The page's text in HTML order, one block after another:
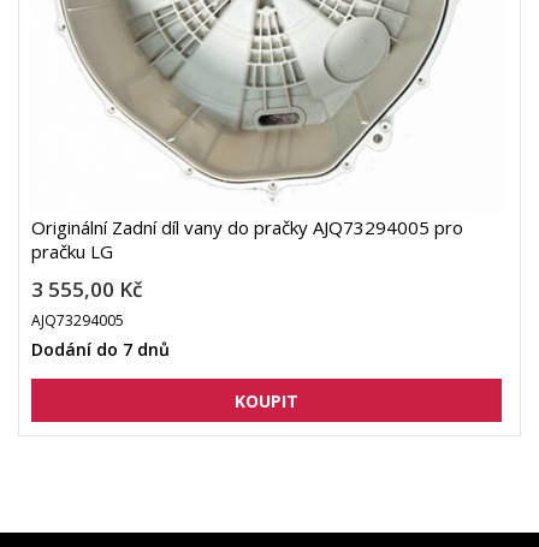
Originální Zadní díl vany do pračky AJQ73294005 pro
pračku LG
3 555,00 Kč
AJQ73294005
Dodání do 7 dnů